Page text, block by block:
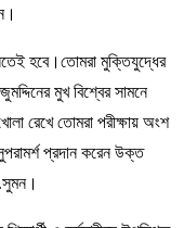
হবে।তোমরা মুক্তিযুদ্ধের
মুখ বিশ্বের সামনে
রেখে তোমরা পরীক্ষায় অংশ
প্রদান করেন উক্ত